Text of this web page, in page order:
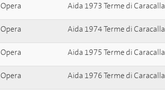
Opera Aida 1973 Terme di Caracalla
Opera Aida 1974 Terme di Caracalla
Opera Aida 1975 Terme di Caracalla
Opera Aida 1976 Terme di Caracalla